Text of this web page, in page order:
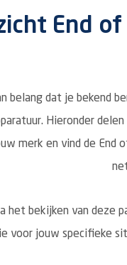
End
belang dat je bekend
Hieronder
merk en vind de End
het bekijken van deze
voor jouw specifieke